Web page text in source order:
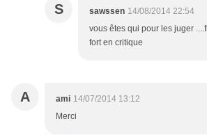
S sawssen 14/08/2014 22:54
vous êtes qui pour les juger
fort en critique
A ami 14/07/2014 13:12
Merci